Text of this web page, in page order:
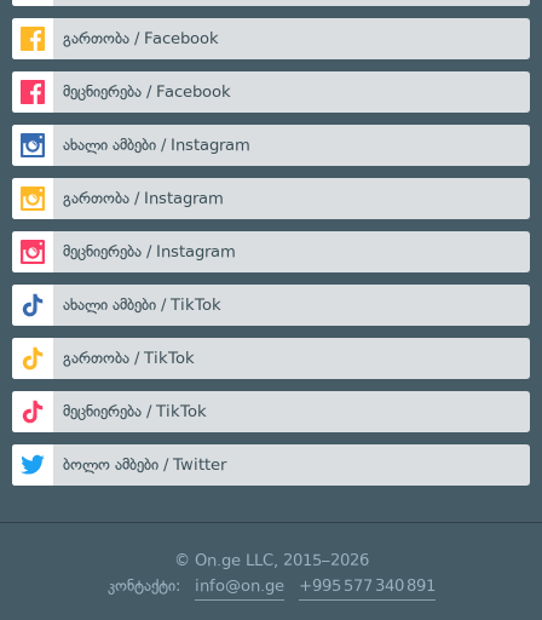
გართობა / Facebook
მეცნიერება / Facebook
ახალი ამბები / Instagram
გართობა / Instagram
მეცნიერება / Instagram
ახალი ამბები / TikTok
გართობა / TikTok
მეცნიერება / TikTok
ბოლო ამბები / Twitter
© On.ge LLC, 2015–2026
კონტაქტი: info@on.ge +995 577 340 891